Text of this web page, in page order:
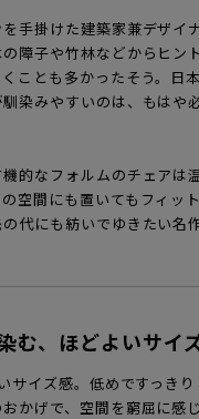
手掛けた建築家兼デザイ
障子や竹林などからヒン
ことも多かったそう。日
染みやすいのは、もはや
的なフォルムのチェアは
空間にも置いてもフィッ
代にも紡いでゆきたい名
む、ほどよいサイ
サイズ感。低めですっき
かげで、空間を窮屈に感